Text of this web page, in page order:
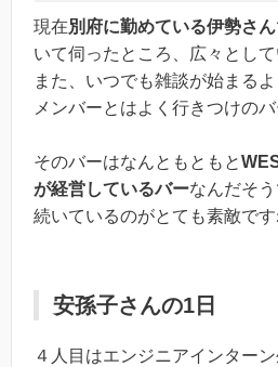
現在別府に勤めている伊勢さん
いて伺ったところ、広々とし
また、いつでも雑談が始まる
メンバーとはよく行きつけのバ
そのバーはなんともともと
が経営しているバーなんだそ
続いているのがとても素敵です
安孫子さんの1日
４人目はエンジニアインター